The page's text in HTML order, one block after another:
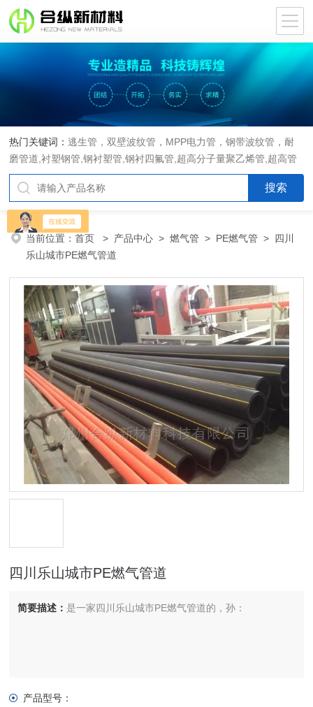
热门关键词：逃生管，双壁波纹管，MPP电力管，钢带波纹管，耐
磨管道,衬塑钢管,钢衬塑管,钢衬四氟管,超高分子量聚乙烯管,超高管
当前位置：首页 > 产品中心 >燃气管 > PE燃气管 > 四川
乐山城市PE燃气管道
四川乐山城市PE燃气管道
简要描述： 是一家四川乐山城市PE燃气管道的，孙：
产品型号：